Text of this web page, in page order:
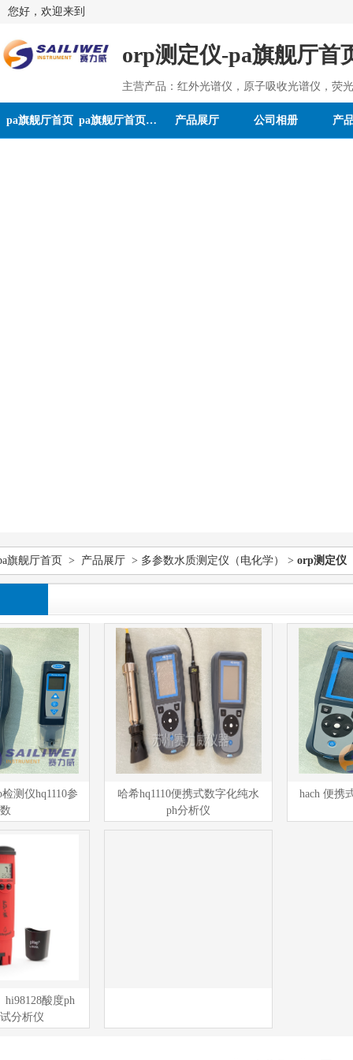
您好，欢迎来到
orp测定仪-pa旗舰厅首
主营产品：红外光谱仪，原子吸收光谱仪，荧
pa旗舰厅首页 pa旗舰厅首页的介绍 产品展厅 公司相册 产
旗舰厅首页 > 产品展厅 > 多参数水质测定仪（电化学） > orp测定仪
测仪hq1110参
数
哈希hq1110便携式数字化纯水
ph分析仪
hach 便携
hi98128酸度ph
分析仪